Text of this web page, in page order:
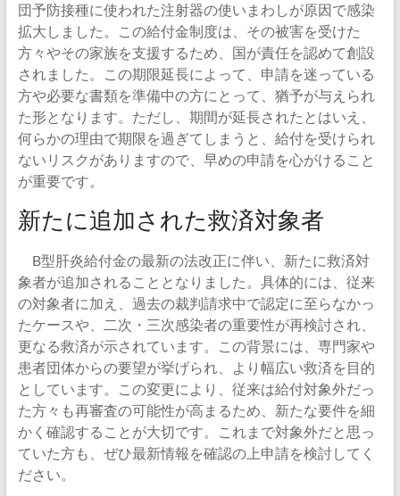
団予防接種に使われた注射器の使いまわしが原因で感染
拡大しました。この給付金制度は、その被害を受けた
方々やその家族を支援するため、国が責任を認めて創設
されました。この期限延長によって、申請を迷っている
方や必要な書類を準備中の方にとって、猶予が与えられ
た形となります。ただし、期間が延長されたとはいえ、
何らかの理由で期限を過ぎてしまうと、給付を受けられ
ないリスクがありますので、早めの申請を心がけること
が重要です。
新たに追加された救済対象者
B型肝炎給付金の最新の法改正に伴い、新たに救済対
象者が追加されることとなりました。具体的には、従来
の対象者に加え、過去の裁判請求中で認定に至らなかっ
たケースや、二次・三次感染者の重要性が再検討され、
更なる救済が示されています。この背景には、専門家や
患者団体からの要望が挙げられ、より幅広い救済を目的
としています。この変更により、従来は給付対象外だっ
た方々も再審査の可能性が高まるため、新たな要件を細
かく確認することが大切です。これまで対象外だと思っ
ていた方も、ぜひ最新情報を確認の上申請を検討してく
ださい。